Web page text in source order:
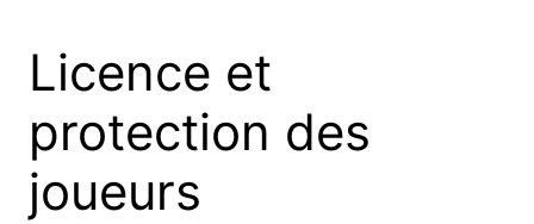
Licence et
protection des
joueurs